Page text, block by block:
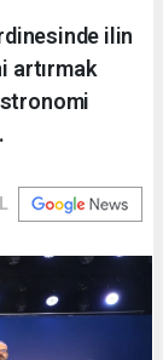
ilin
artırmak